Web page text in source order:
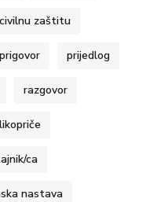
zaštitu
prigovor prijedlog
razgovor
ca
nastava